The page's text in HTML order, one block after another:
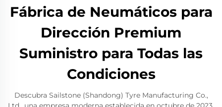
Fábrica de Neumáticos para
Dirección Premium
Suministro para Todas las
Condiciones
Descubra Sailstone (Shandong) Tyre Manufacturing Co.,